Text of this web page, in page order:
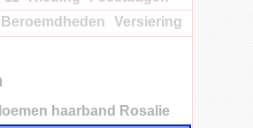
Beroemdheden
Versiering
haarband Rosalie